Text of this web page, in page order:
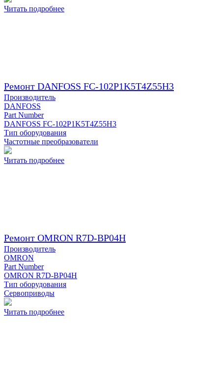
Читать подробнее
Ремонт DANFOSS FC-102P1K5T4Z55H3
Производитель
DANFOSS
Part Number
DANFOSS FC-102P1K5T4Z55H3
Тип оборудования
Частотные преобразователи
Читать подробнее
Ремонт OMRON R7D-BP04H
Производитель
OMRON
Part Number
OMRON R7D-BP04H
Тип оборудования
Сервоприводы
Читать подробнее